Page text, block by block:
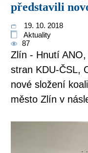
představili
19. 10. 2018
Aktuality
87
Zlín - Hnutí ANO,
stran KDU-ČSL,
nové složení
město Zlín v